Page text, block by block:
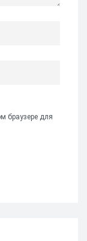
браузере для